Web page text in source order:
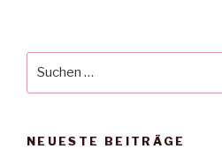
NEUESTE BEITRÄGE